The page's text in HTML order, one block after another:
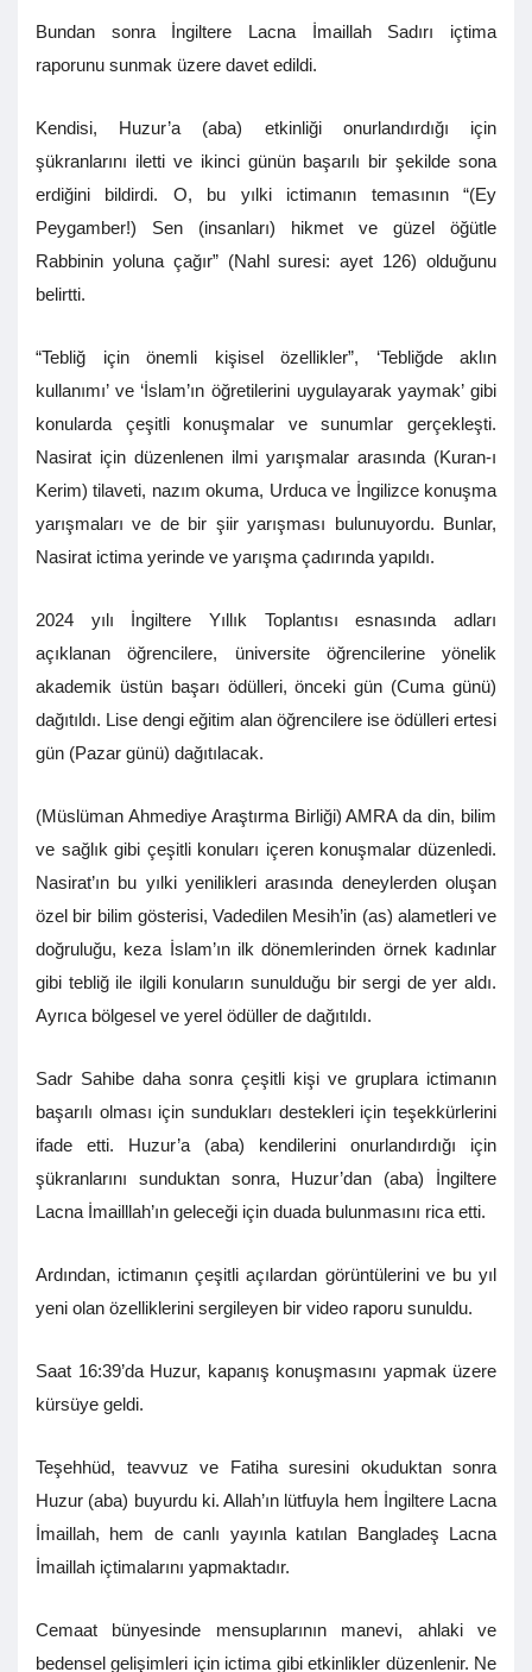
Bundan sonra İngiltere Lacna İmaillah Sadırı içtima
raporunu sunmak üzere davet edildi.
Kendisi, Huzur’a (aba) etkinliği onurlandırdığı için
şükranlarını iletti ve ikinci günün başarılı bir şekilde sona
erdiğini bildirdi. O, bu yılki ictimanın temasının “(Ey
Peygamber!) Sen (insanları) hikmet ve güzel öğütle
Rabbinin yoluna çağır” (Nahl suresi: ayet 126) olduğunu
belirtti.
“Tebliğ için önemli kişisel özellikler”, ‘Tebliğde aklın
kullanımı’ ve ‘İslam’ın öğretilerini uygulayarak yaymak’ gibi
konularda çeşitli konuşmalar ve sunumlar gerçekleşti.
Nasirat için düzenlenen ilmi yarışmalar arasında (Kuran-ı
Kerim) tilaveti, nazım okuma, Urduca ve İngilizce konuşma
yarışmaları ve de bir şiir yarışması bulunuyordu. Bunlar,
Nasirat ictima yerinde ve yarışma çadırında yapıldı.
2024 yılı İngiltere Yıllık Toplantısı esnasında adları
açıklanan öğrencilere, üniversite öğrencilerine yönelik
akademik üstün başarı ödülleri, önceki gün (Cuma günü)
dağıtıldı. Lise dengi eğitim alan öğrencilere ise ödülleri ertesi
gün (Pazar günü) dağıtılacak.
(Müslüman Ahmediye Araştırma Birliği) AMRA da din, bilim
ve sağlık gibi çeşitli konuları içeren konuşmalar düzenledi.
Nasirat’ın bu yılki yenilikleri arasında deneylerden oluşan
özel bir bilim gösterisi, Vadedilen Mesih’in (as) alametleri ve
doğruluğu, keza İslam’ın ilk dönemlerinden örnek kadınlar
gibi tebliğ ile ilgili konuların sunulduğu bir sergi de yer aldı.
Ayrıca bölgesel ve yerel ödüller de dağıtıldı.
Sadr Sahibe daha sonra çeşitli kişi ve gruplara ictimanın
başarılı olması için sundukları destekleri için teşekkürlerini
ifade etti. Huzur’a (aba) kendilerini onurlandırdığı için
şükranlarını sunduktan sonra, Huzur’dan (aba) İngiltere
Lacna İmailllah’ın geleceği için duada bulunmasını rica etti.
Ardından, ictimanın çeşitli açılardan görüntülerini ve bu yıl
yeni olan özelliklerini sergileyen bir video raporu sunuldu.
Saat 16:39’da Huzur, kapanış konuşmasını yapmak üzere
kürsüye geldi.
Teşehhüd, teavvuz ve Fatiha suresini okuduktan sonra
Huzur (aba) buyurdu ki. Allah’ın lütfuyla hem İngiltere Lacna
İmaillah, hem de canlı yayınla katılan Bangladeş Lacna
İmaillah içtimalarını yapmaktadır.
Cemaat bünyesinde mensuplarının manevi, ahlaki ve
bedensel gelişimleri için ictima gibi etkinlikler düzenlenir. Ne